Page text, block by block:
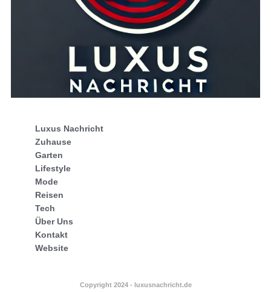
Luxus Nachricht
Zuhause
Garten
Lifestyle
Mode
Reisen
Tech
Über Uns
Kontakt
Website
Copyright 2024 - luxusnachricht.de